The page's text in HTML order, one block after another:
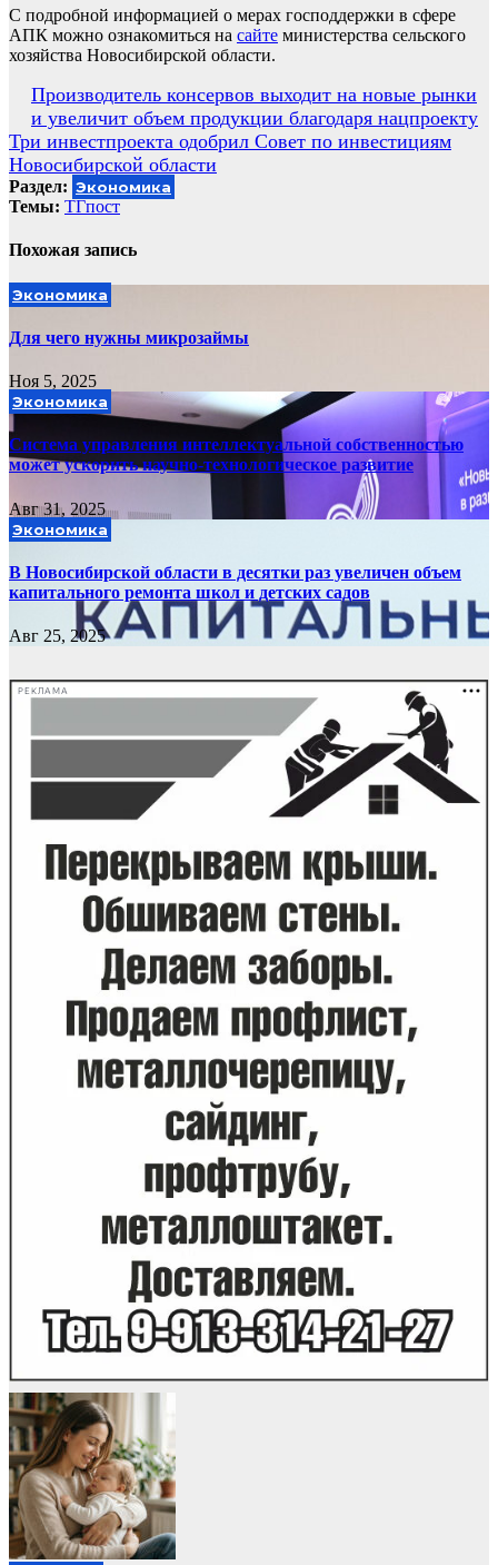
С подробной информацией о мерах господдержки в сфере
АПК можно ознакомиться на сайте министерства сельского
хозяйства Новосибирской области.
Навигация
по
записям
Производитель консервов выходит на новые рынки
и увеличит объем продукции благодаря нацпроекту
Три инвестпроекта одобрил Совет по инвестициям
Новосибирской области
Раздел: Экономика
Темы: ТГпост
Похожая запись
Экономика
Для чего нужны микрозаймы
Ноя 5, 2025
Экономика
Система управления интеллектуальной собственностью
может ускорить научно-технологическое развитие
Авг 31, 2025
Экономика
В Новосибирской области в десятки раз увеличен объем
капитального ремонта школ и детских садов
Авг 25, 2025
РЕКЛАМА